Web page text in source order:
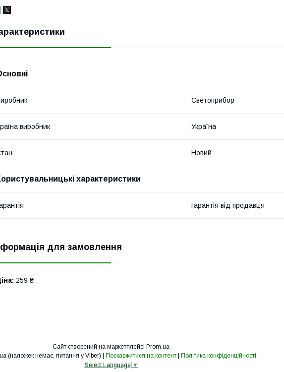
Светоприбор
виробник Україна
Новий
характеристики
гарантія від продавця
для замовлення
259 ₴
Сайт створений на маркетплейсі Prom.ua
cv-svet.com.ua (наложек немає, питання у Viber) | Поскаржитися на контент | Політика конфіденційності
Select Language ▼